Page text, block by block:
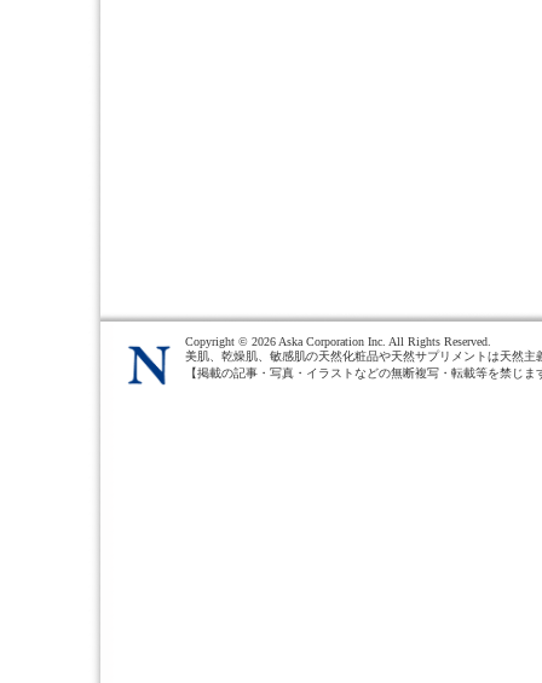
Copyright © 2026 Aska Corporation Inc. All Rights Reserved.
美肌、乾燥肌、敏感肌の天然化粧品や天然サプリメントは天然主
【掲載の記事・写真・イラストなどの無断複写・転載等を禁じま